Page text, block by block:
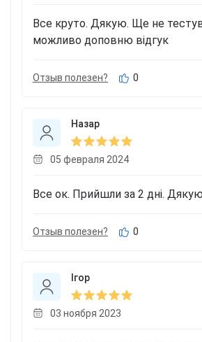
Все круто. Дякую. Ще не
можливо доповню відгук
Отзыв полезен? 0
Назар
05 февраля 2024
Все ок. Прийшли за 2 дні.
Отзыв полезен? 0
Ігор
03 ноября 2023